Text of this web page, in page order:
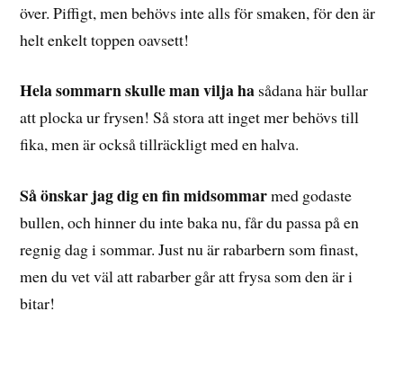
över. Piffigt, men behövs inte alls för smaken, för den är
helt enkelt toppen oavsett!
Hela sommarn skulle man vilja ha sådana här bullar
att plocka ur frysen! Så stora att inget mer behövs till
fika, men är också tillräckligt med en halva.
Så önskar jag dig en fin midsommarmed godaste
bullen, och hinner du inte baka nu, får du passa på en
regnig dag i sommar. Just nu är rabarbern som finast,
men du vet väl att rabarber går att frysa som den är i
bitar!